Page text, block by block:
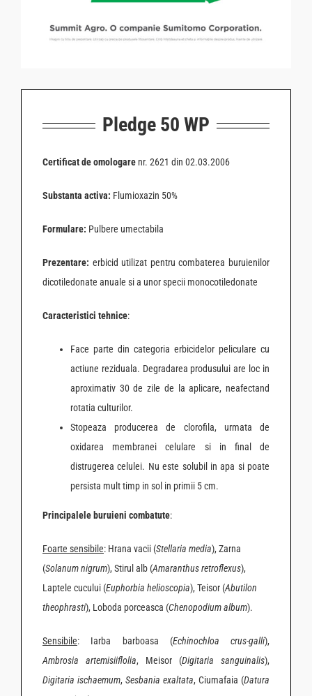
Pledge 50 WP
Certificat de omologare nr. 2621 din 02.03.2006
Substanta activa: Flumioxazin 50%
Formulare: Pulbere umectabila
Prezentare: erbicid utilizat pentru combaterea buruienilor
dicotiledonate anuale si a unor specii monocotiledonate
Caracteristici tehnice:
Face parte din categoria erbicidelor peliculare cu
actiune reziduala. Degradarea produsului are loc in
aproximativ 30 de zile de la aplicare, neafectand
rotatia culturilor.
Stopeaza producerea de clorofila, urmata de
oxidarea membranei celulare si in final de
distrugerea celulei. Nu este solubil in apa si poate
persista mult timp in sol in primii 5 cm.
Principalele buruieni combatute:
Foarte sensibile: Hrana vacii (Stellaria media), Zarna
(Solanum nigrum), Stirul alb (Amaranthus retroflexus),
Laptele cucului (Euphorbia helioscopia), Teisor (Abutilon
theophrasti), Loboda porceasca (Chenopodium album).
Sensibile: Iarba barboasa (Echinochloa crus-galli),
Ambrosia artemisiiflolia, Meisor (Digitaria sanguinalis),
Digitaria ischaemum, Sesbania exaltata, Ciumafaia (Datura